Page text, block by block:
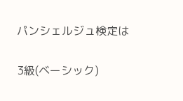
パンシェルジュ検定は
3級(ベーシック)